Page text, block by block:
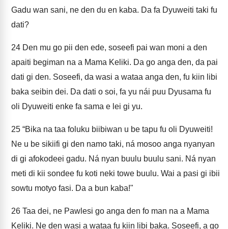
Gadu wan sani, ne den du en kaba. Da fa Dyuweiti taki fu
dati?
24 Den mu go pii den ede, soseefi pai wan moni a den
apaiti begiman na a Mama Keliki. Da go anga den, da pai
dati gi den. Soseefi, da wasi a wataa anga den, fu kiin libi
baka seibin dei. Da dati o soi, fa yu nái puu Dyusama fu
oli Dyuweiti enke fa sama e lei gi yu.
25 “Bika na taa foluku biibiwan u be tapu fu oli Dyuweiti!
Ne u be sikiifi gi den namo taki, ná mosoo anga nyanyan
di gi afokodeei gadu. Ná nyan buulu buulu sani. Ná nyan
meti di kii sondee fu koti neki towe buulu. Wai a pasi gi ibii
sowtu motyo fasi. Da a bun kaba!"
26 Taa dei, ne Pawlesi go anga den fo man na a Mama
Keliki. Ne den wasi a wataa fu kiin libi baka. Soseefi, a go